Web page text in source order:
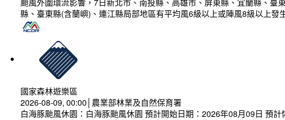
縣、臺東縣(含蘭嶼)、連江縣局部地區有平均風6級以上或陣風8級以上發
國家森林遊樂區
2026-08-09, 00:00│農業部林業及自然保育署
白海豚颱風休園：白海豚颱風休園 預計開始日期：2026年08月09日 預